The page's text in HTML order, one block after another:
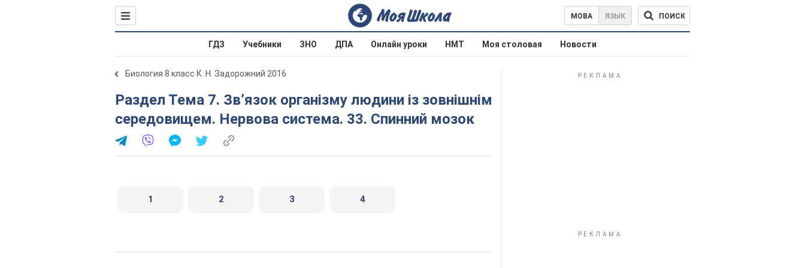
МОВА ЯЗЫК ПОИСК
ГДЗ Учебники ЗНО ДПА Онлайн уроки НМТ Моя столовая Новости
Биология 8 класс К. Н. Задорожний 2016
Раздел Тема 7. Зв’язок організму людини із зовнішнім
середовищем. Нервова система. 33. Спинний мозок
1 2 3 4